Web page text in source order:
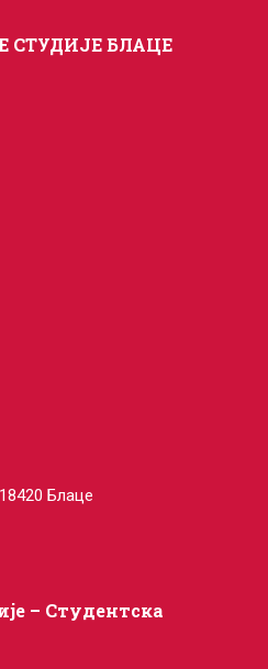
СТУДИЈЕ БЛАЦЕ
Блаце
– Студентска